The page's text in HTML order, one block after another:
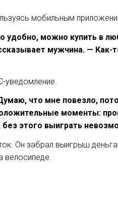
мобильным
удобно, можно купить в
мужчина. —
уведомление.
что мне повезло,
моменты:
этого выиграть
Он забрал выигрыш
велосипеде.